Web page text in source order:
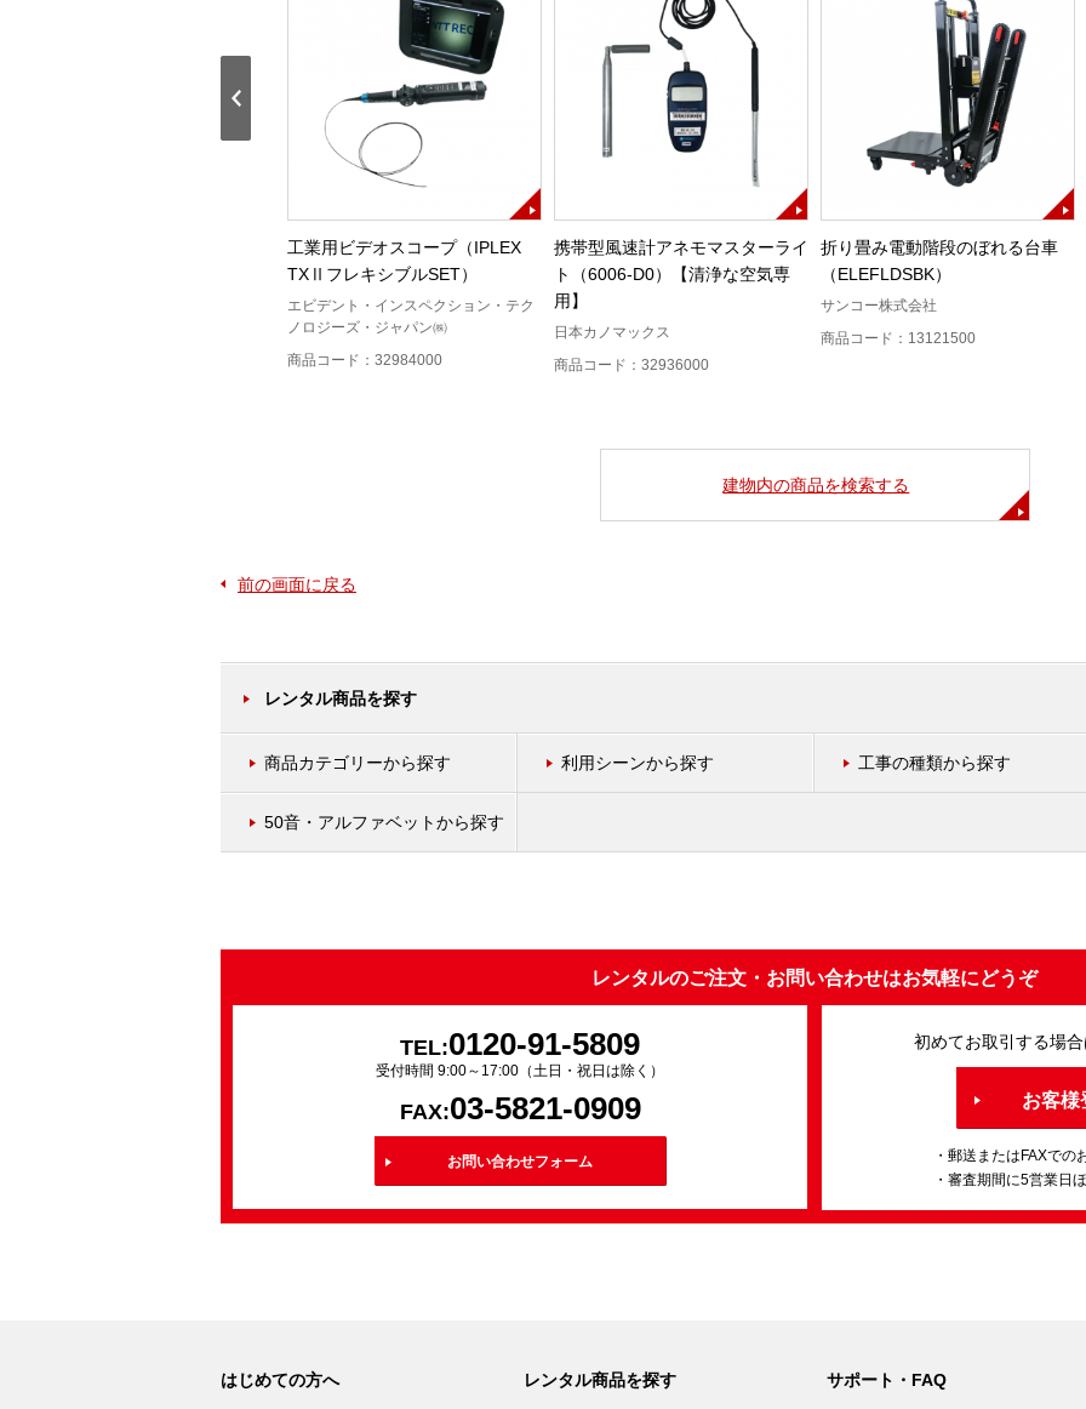
工業用ビデオスコープ（IPLEX
TXⅡフレキシブルSET）
エビデント・インスペクション・テク
ノロジーズ・ジャパン㈱
商品コード：32984000
携帯型風速計アネモマスターライ
ト（6006-D0）【清浄な空気専
用】
日本カノマックス
商品コード：32936000
折り畳み電動階段のぼれる台車
（ELEFLDSBK）
サンコー株式会社
商品コード：13121500
建物内の商品を検索する
前の画面に戻る
レンタル商品を探す
商品カテゴリーから探す 利用シーンから探す 工事の種類から探す
50音・アルファベットから探す
レンタルのご注文・お問い合わせはお気軽にどうぞ
TEL:0120-91-5809
受付時間 9:00～17:00（土日・祝日は除く）
FAX:03-5821-0909
お問い合わせフォーム
初めてお取引する場
お客様
・郵送またはFAXでの
・審査期間に5営業日
はじめての方へ レンタル商品を探す サポート・FAQ